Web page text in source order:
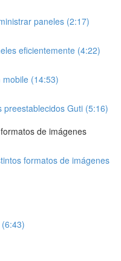
paneles (2:17)
eficientemente (4:22)
(14:53)
Guti (5:16)
de imágenes
formatos de imágenes